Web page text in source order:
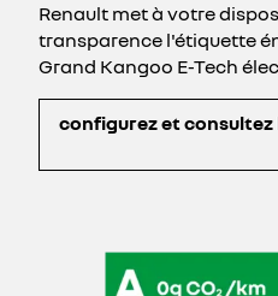
Renault met à votre
transparence l'étiquette
Grand Kangoo E-Tech
configurez et consultez